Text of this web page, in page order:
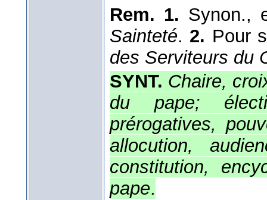
Rem. 1. Synon.,
Sainteté. 2. Pour
des Serviteurs du
SYNT. Chaire,
du pape;
prérogatives,
allocution,
constitution,
pape.